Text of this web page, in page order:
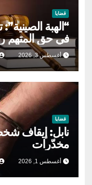
قضايا
“الهبة
في حق المتهم
أغسطس 3, 2026
قضايا
نابل: إيقاف
مخدّرات
أغسطس 1, 2026